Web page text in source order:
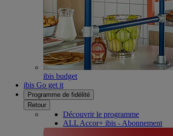
ibis budget
ibis Go get it
Programme de fidélité
Retour
Découvrir le programme
ALL Accor+ ibis - Abonnement